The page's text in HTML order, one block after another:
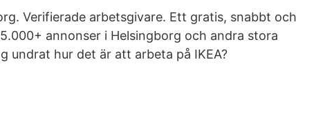
Verifierade arbetsgivare. Ett gratis, snabbt och
annonser i Helsingborg och andra stora
undrat hur det är att arbeta på IKEA?